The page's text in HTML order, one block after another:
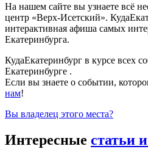
На нашем сайте вы узнаете всё
центр «Верх-Исетский».
интерактивная афиша самых
Екатеринбурга.
КудаЕкатеринбург в курсе всех
Екатеринбурге .
Если вы знаете о событии,
нам!
Вы владелец этого места?
Интересные статьи